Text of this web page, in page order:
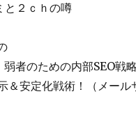
と２ｃｈの噂
者のための内部SEO戦
＆安定化戦術！（メール